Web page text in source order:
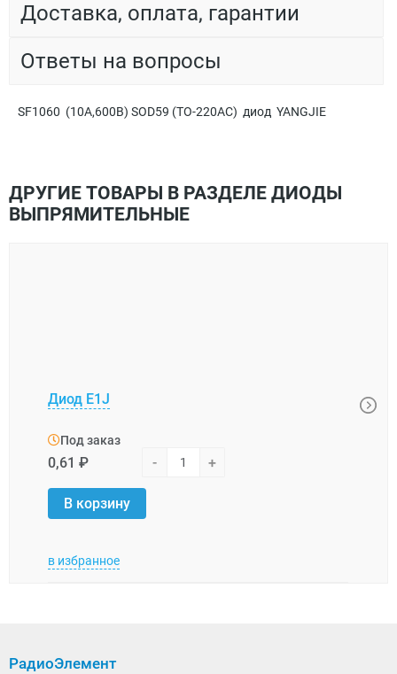
Доставка, оплата, гарантии
Ответы на вопросы
SF1060 (10A,600В) SOD59 (TO-220AC) диод YANGJIE
ДРУГИЕ ТОВАРЫ В РАЗДЕЛЕ ДИОДЫ
ВЫПРЯМИТЕЛЬНЫЕ
Диод E1J
Под заказ
0,61 ₽ - +
В корзину
в избранное
РадиоЭлемент